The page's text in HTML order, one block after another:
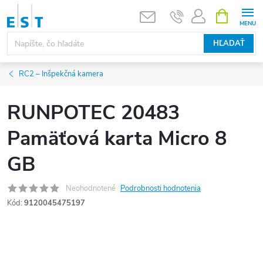
Prejsť
obsah
HĽADAŤ
KOŠÍK
RC2 – Inšpekčná kamera
RUNPOTEC 20483
Pamäťová karta Micro 8
GB
Neohodnotené Podrobnosti hodnotenia
Kód: 9120045475197